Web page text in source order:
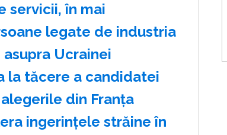
servicii, în mai
legate de industria
Ucrainei
la tăcere a candidatei
din Franţa
ingerinţele străine în